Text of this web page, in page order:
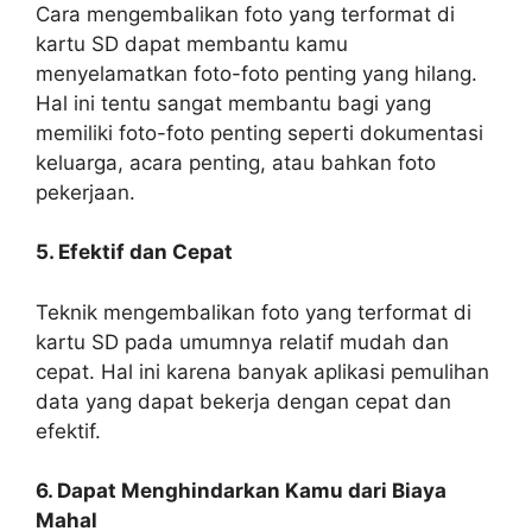
Cara mengembalikan foto yang terformat di
kartu SD dapat membantu kamu
menyelamatkan foto-foto penting yang hilang.
Hal ini tentu sangat membantu bagi yang
memiliki foto-foto penting seperti dokumentasi
keluarga, acara penting, atau bahkan foto
pekerjaan.
5. Efektif dan Cepat
Teknik mengembalikan foto yang terformat di
kartu SD pada umumnya relatif mudah dan
cepat. Hal ini karena banyak aplikasi pemulihan
data yang dapat bekerja dengan cepat dan
efektif.
6. Dapat Menghindarkan Kamu dari Biaya
Mahal